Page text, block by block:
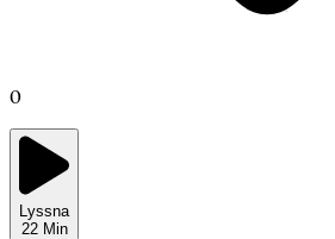
0
Lyssna
22 Min